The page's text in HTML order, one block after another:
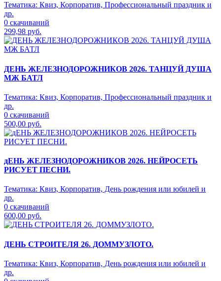
Тематика: Квиз, Корпоратив, Профессиональный праздник и
др.
0 скачиваний
299,98 руб.
ДЕНЬ ЖЕЛЕЗНОДОРОЖНИКОВ 2026. ТАНЦУЙ ДУША
МЖ БАТЛ
Тематика: Квиз, Корпоратив, Профессиональный праздник и
др.
0 скачиваний
500,00 руб.
дЕНЬ ЖЕЛЕЗНОДОРОЖНИКОВ 2026. НЕЙРОСЕТЬ
РИСУЕТ ПЕСНИ.
Тематика: Квиз, Корпоратив, День рождения или юбилей и
др.
0 скачиваний
600,00 руб.
ДЕНЬ СТРОИТЕЛЯ 26. ДОММУЗЛОТО.
Тематика: Квиз, Корпоратив, День рождения или юбилей и
др.